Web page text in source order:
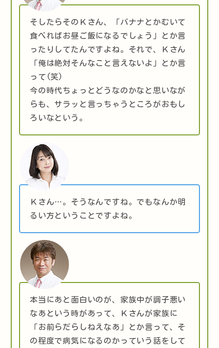
そしたらそのＫさん、「バナナとかむいて
食べればお昼ご飯になるでしょう」とか言
ったりしてたんですよね。それで、Ｋさん
「俺は絶対そんなこと言えないよ」とか言
って(笑)
今の時代ちょっとどうなのかなと思いなが
らも、サラッと言っちゃうところがおもし
ろいなという。
Ｋさん…。そうなんですね。でもなんか明
るい方ということですよね。
本当にあと面白いのが、家族中が調子悪い
なあという時があって、Ｋさんが家族に
「お前らだらしねえなあ」とか言って、そ
の程度で病気になるのかっていう話をして